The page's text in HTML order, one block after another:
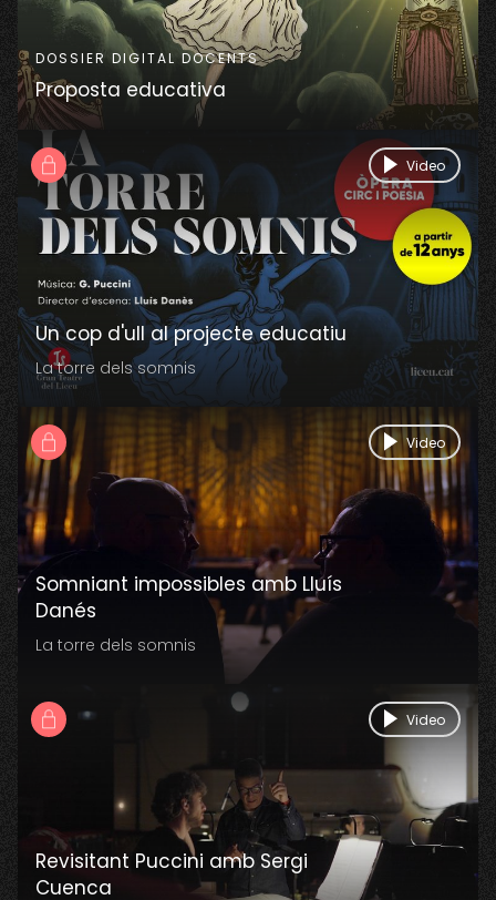
DOSSIER DIGITAL DOCENTS
Proposta educativa
Un cop d'ull al projecte educatiu
La torre dels somnis
Video
Somniant impossibles amb Lluís
Danés
La torre dels somnis
Video
Revisitant Puccini amb Sergi
Cuenca
Video